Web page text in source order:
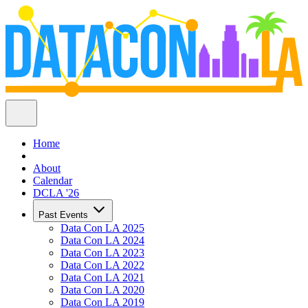
Home
About
Calendar
DCLA '26
Past Events
Data Con LA 2025
Data Con LA 2024
Data Con LA 2023
Data Con LA 2022
Data Con LA 2021
Data Con LA 2020
Data Con LA 2019